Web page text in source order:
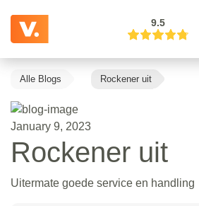
9.5
Alle Blogs Rockener uit
January 9, 2023
Rockener uit
Uitermate goede service en handling